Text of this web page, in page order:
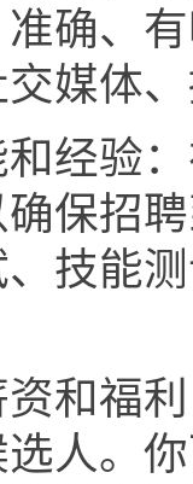
确、
媒体
经验
保招
技能
和福
人。